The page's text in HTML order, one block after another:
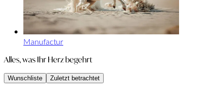
Manufactur
Alles, was Ihr Herz begehrt
Wunschliste Zuletzt betrachtet